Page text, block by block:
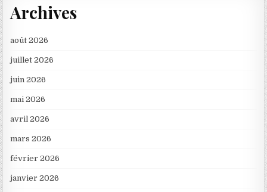
Archives
août 2026
juillet 2026
juin 2026
mai 2026
avril 2026
mars 2026
février 2026
janvier 2026